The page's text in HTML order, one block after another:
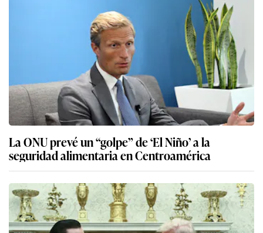
La ONU prevé un “golpe” de ‘El Niño’ a la
seguridad alimentaria en Centroamérica